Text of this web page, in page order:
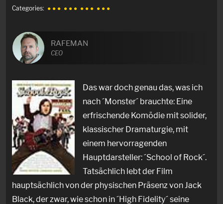
Categories: ● ● ● ● ● ● ● ● ● ● ● ●
RAFEMAN
CEO
Das war doch genau das, was ich
nach ´Monster´ brauchte: Eine
erfrischende Komödie mit solider,
klassischer Dramaturgie, mit
einem hervorragenden
Hauptdarsteller: ´School of Rock´.
Tatsächlich lebt der Film
hauptsächlich von der physischen Präsenz von Jack
Black, der zwar, wie schon in ´High Fidelity´ seine